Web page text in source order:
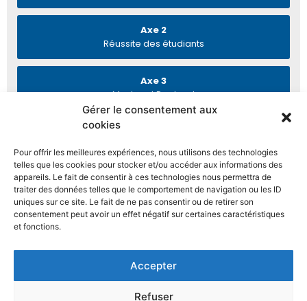
Gérer le consentement aux
cookies
Pour offrir les meilleures expériences, nous utilisons des technologies
telles que les cookies pour stocker et/ou accéder aux informations des
appareils. Le fait de consentir à ces technologies nous permettra de
traiter des données telles que le comportement de navigation ou les ID
uniques sur ce site. Le fait de ne pas consentir ou de retirer son
consentement peut avoir un effet négatif sur certaines caractéristiques
et fonctions.
Accepter
Refuser
Axe 2
Réussite des étudiants
Axe 3
Master et Doctorat